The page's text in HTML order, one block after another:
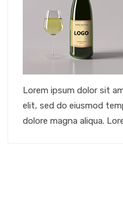
Lorem ipsum dolor sit
elit, sed do eiusmod
dolore magna aliqua.